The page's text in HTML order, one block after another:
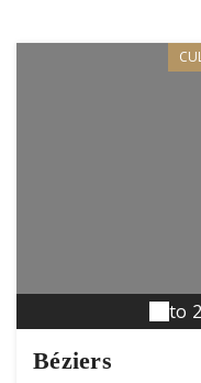
to
Béziers